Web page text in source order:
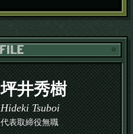
坪井秀樹
Hideki Tsuboi
代表取締役無職